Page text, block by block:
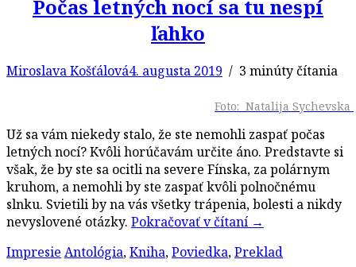
Počas letných nocí sa tu nespí
ľahko
Miroslava Košťálová4. augusta 2019 / 3 minúty čítania
Foto: Natalija Sychevska
Už sa vám niekedy stalo, že ste nemohli zaspať počas
letných nocí? Kvôli horúčavám určite áno. Predstavte si
však, že by ste sa ocitli na severe Fínska, za polárnym
kruhom, a nemohli by ste zaspať kvôli polnočnému
slnku. Svietili by na vás všetky trápenia, bolesti a nikdy
nevyslovené otázky. Pokračovať v čítaní →
Impresie Antológia,Kniha,Poviedka,Preklad